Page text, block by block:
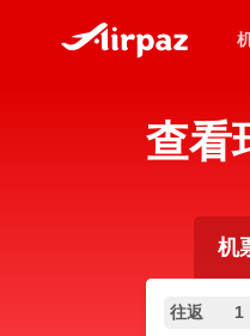
查看
机
往返 1